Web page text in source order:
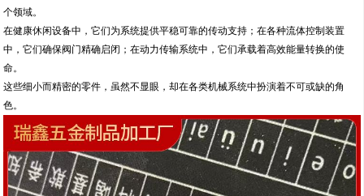
个领域。
在健康休闲设备中，它们为系统提供平稳可靠的传动支持；在各种流体控制装置
中，它们确保阀门精确启闭；在动力传输系统中，它们承载着高效能量转换的使
命。
这些细小而精密的零件，虽然不显眼，却在各类机械系统中扮演着不可或缺的角
色。